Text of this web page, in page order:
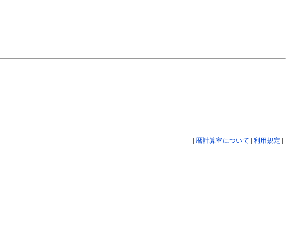
| 暦計算室について | 利用規定 |